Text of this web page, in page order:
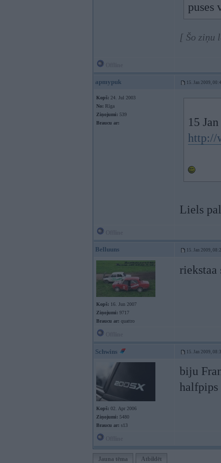
puses
[ Šo ziņu
apmypuk 15. Jan 2009,
Kopš: 24. Jul 2003
No: Rīga
Ziņojumi: 539
Braucu ar:
15
http://
Liels
Belluuns 15. Jan 2009,
Kopš: 16. Jun 2007
Ziņojumi: 9717
Braucu ar: quattro
Schwins 15. Jan 2009,
Kopš: 02. Apr 2006
Ziņojumi: 5480
Braucu ar: s13
biju
Jauna tēma Atbildēt